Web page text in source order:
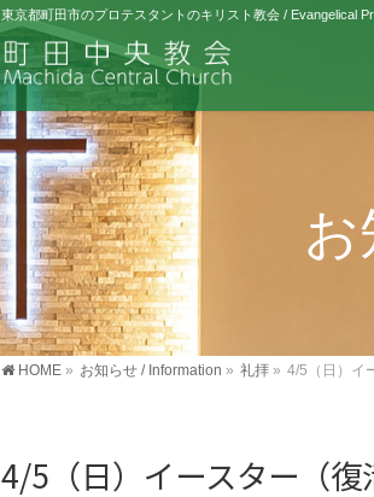
東京都町田市のプロテスタントのキリスト教会 / Evangelical
HOME » お知らせ / Information » 礼拝 » 4/5（日）イ
4/5（日）イースター（復